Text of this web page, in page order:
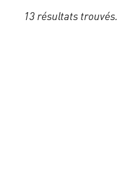
13 résultats trouvés.